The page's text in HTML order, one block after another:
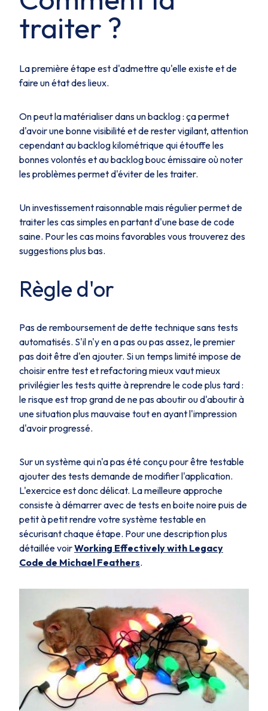
traiter ?
La première étape est d'admettre qu'elle existe et de
faire un état des lieux.
On peut la matérialiser dans un backlog : ça permet
d'avoir une bonne visibilité et de rester vigilant, attention
cependant au backlog kilométrique qui étouffe les
bonnes volontés et au backlog bouc émissaire où noter
les problèmes permet d'éviter de les traiter.
Un investissement raisonnable mais régulier permet de
traiter les cas simples en partant d'une base de code
saine. Pour les cas moins favorables vous trouverez des
suggestions plus bas.
Règle d'or
Pas de remboursement de dette technique sans tests
automatisés. S'il n'y en a pas ou pas assez, le premier
pas doit être d'en ajouter. Si un temps limité impose de
choisir entre test et refactoring mieux vaut mieux
privilégier les tests quitte à reprendre le code plus tard :
le risque est trop grand de ne pas aboutir ou d'aboutir à
une situation plus mauvaise tout en ayant l'impression
d'avoir progressé.
Sur un système qui n'a pas été conçu pour être testable
ajouter des tests demande de modifier l'application.
L'exercice est donc délicat. La meilleure approche
consiste à démarrer avec de tests en boite noire puis de
petit à petit rendre votre système testable en
sécurisant chaque étape. Pour une description plus
détaillée voirWorking Effectively with Legacy
Code de Michael Feathers.